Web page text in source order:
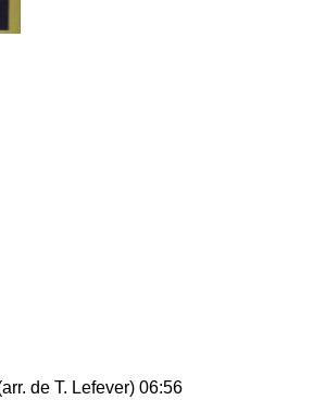
de T. Lefever) 06:56